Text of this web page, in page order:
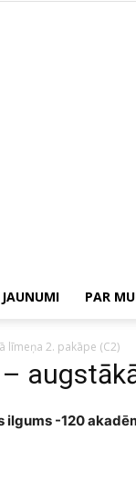
JAUNUMI PAR
līmeņa 2. pakāpe (C2)
ilgums -120